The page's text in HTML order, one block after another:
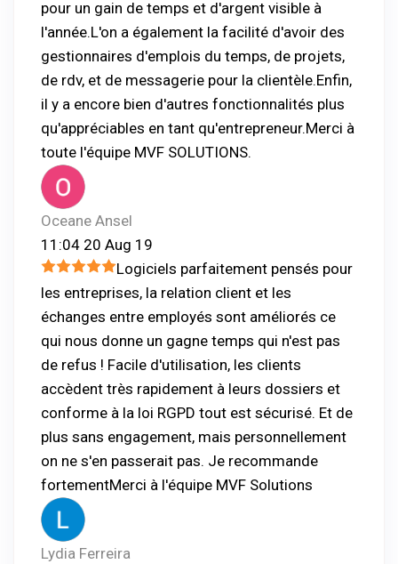
pour un gain de temps et d'argent visible à
l'année.L'on a également la facilité d'avoir des
gestionnaires d'emplois du temps, de projets,
de rdv, et de messagerie pour la clientèle.Enfin,
il y a encore bien d'autres fonctionnalités plus
qu'appréciables en tant qu'entrepreneur.Merci à
toute l'équipe MVF SOLUTIONS.
Oceane Ansel
11:04 20 Aug 19
Logiciels parfaitement pensés pour
les entreprises, la relation client et les
échanges entre employés sont améliorés ce
qui nous donne un gagne temps qui n'est pas
de refus ! Facile d'utilisation, les clients
accèdent très rapidement à leurs dossiers et
conforme à la loi RGPD tout est sécurisé. Et de
plus sans engagement, mais personnellement
on ne s'en passerait pas. Je recommande
fortementMerci à l'équipe MVF Solutions
Lydia Ferreira